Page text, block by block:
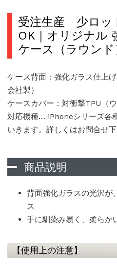
受注生産 少ロッ
OK｜オリジナル
ケース（ラウンド
ケース背面：強化ガラス仕上
会社製）
ケースカバー：対衝撃TPU（ウ
対応機種… iPhoneシリーズ各
いきます。詳しくはお問合せ下
商品説明
背面強化ガラスの光沢が
ス
手に馴染み易く、柔らか
【使用上の注意】